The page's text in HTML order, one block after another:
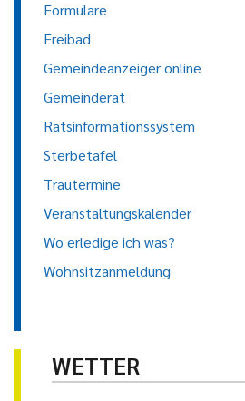
Formulare
Freibad
Gemeindeanzeiger online
Gemeinderat
Ratsinformationssystem
Sterbetafel
Trautermine
Veranstaltungskalender
Wo erledige ich was?
Wohnsitzanmeldung
WETTER